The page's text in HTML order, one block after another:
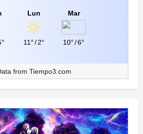
Lun
11°/ 2°
Mar
10°/6°
from Tiempo3.com